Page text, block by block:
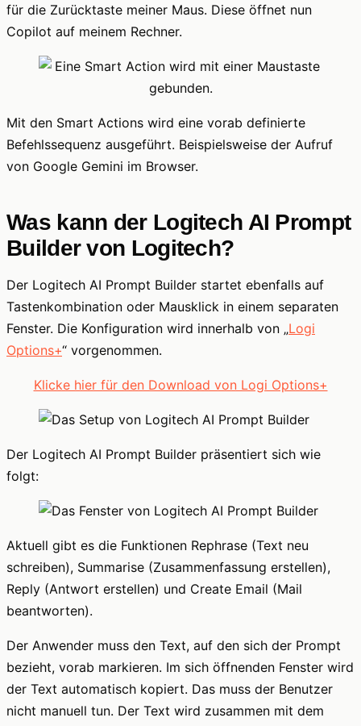
für die Zurücktaste meiner Maus. Diese öffnet nun
Copilot auf meinem Rechner.
Mit den Smart Actions wird eine vorab definierte
Befehlssequenz ausgeführt. Beispielsweise der Aufruf
von Google Gemini im Browser.
Was kann der Logitech AI Prompt
Builder von Logitech?
Der Logitech AI Prompt Builder startet ebenfalls auf
Tastenkombination oder Mausklick in einem separaten
Fenster. Die Konfiguration wird innerhalb von „Logi
Options+“ vorgenommen.
Klicke hier für den Download von Logi Options+
Der Logitech AI Prompt Builder präsentiert sich wie
folgt:
Aktuell gibt es die Funktionen Rephrase (Text neu
schreiben), Summarise (Zusammenfassung erstellen),
Reply (Antwort erstellen) und Create Email (Mail
beantworten).
Der Anwender muss den Text, auf den sich der Prompt
bezieht, vorab markieren. Im sich öffnenden Fenster wird
der Text automatisch kopiert. Das muss der Benutzer
nicht manuell tun. Der Text wird zusammen mit dem